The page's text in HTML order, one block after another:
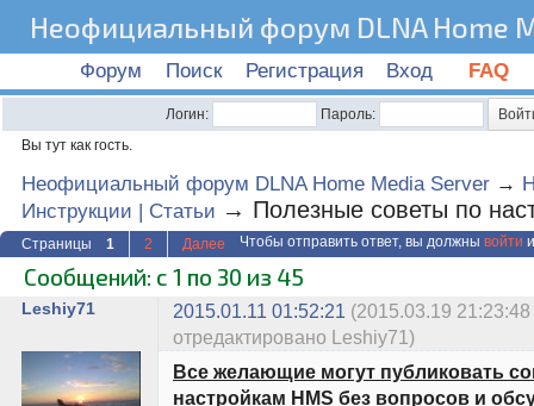
Неофициальный форум DLNA Home
Форум Поиск Регистрация Вход FAQ
Логин:
Пароль:
Вы тут как гость.
Неофициальный форум DLNA Home Media Server →
Инструкции | Статьи → Полезные советы по
Страницы 1 2 Далее Чтобы отправить ответ, вы должны войти
Сообщений: с 1 по 30 из 45
Leshiy71 2015.01.11 01:52:21 (2015.03.19 21:23:48
отредактировано Leshiy71)
Все желающие могут публиковать
настройкам HMS без вопросов и